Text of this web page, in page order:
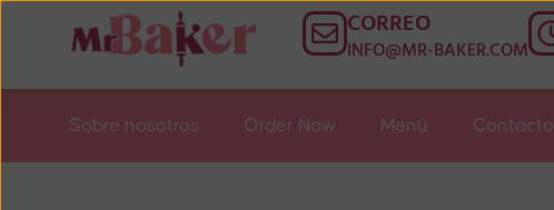
CORREO
INFO@MR-BAKER.COM
Sobre nosotros Order Now Menú Contacto